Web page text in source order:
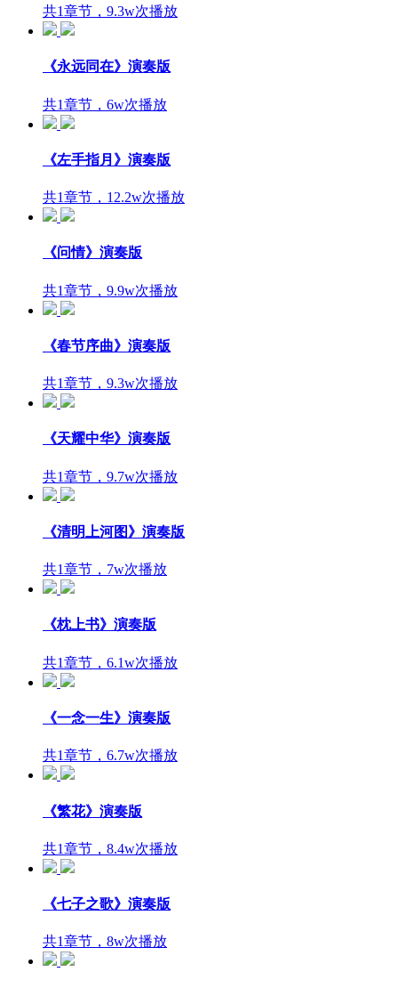
共1章节，9.3w次播放
《永远同在》演奏版
共1章节，6w次播放
《左手指月》演奏版
共1章节，12.2w次播放
《问情》演奏版
共1章节，9.9w次播放
《春节序曲》演奏版
共1章节，9.3w次播放
《天耀中华》演奏版
共1章节，9.7w次播放
《清明上河图》演奏版
共1章节，7w次播放
《枕上书》演奏版
共1章节，6.1w次播放
《一念一生》演奏版
共1章节，6.7w次播放
《繁花》演奏版
共1章节，8.4w次播放
《七子之歌》演奏版
共1章节，8w次播放